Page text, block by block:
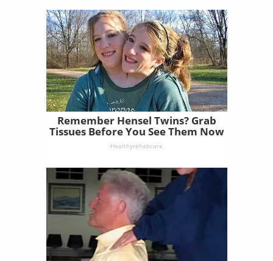
Remember Hensel Twins? Grab
Tissues Before You See Them Now
Healthyrehabcare